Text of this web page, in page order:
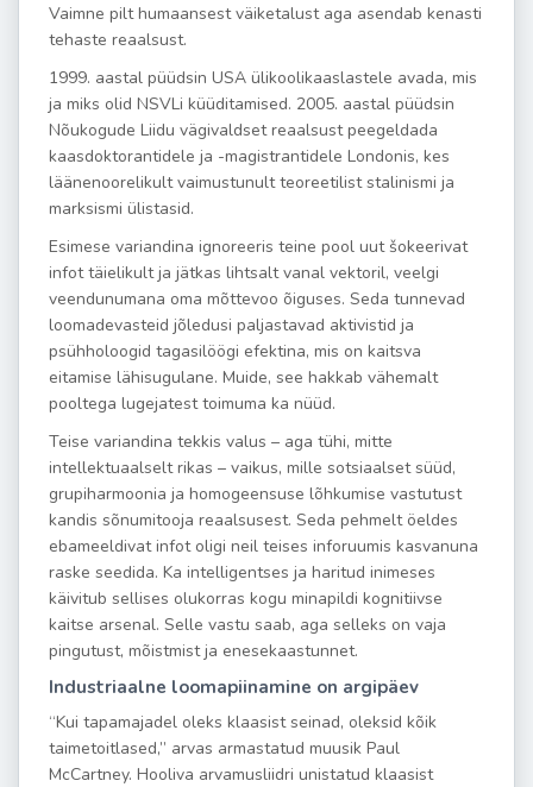
Vaimne pilt humaansest väiketalust aga asendab kenasti
tehaste reaalsust.
1999. aastal püüdsin USA ülikoolikaaslastele avada, mis
ja miks olid NSVLi küüditamised. 2005. aastal püüdsin
Nõukogude Liidu vägivaldset reaalsust peegeldada
kaasdoktorantidele ja -magistrantidele Londonis, kes
läänenoorelikult vaimustunult teoreetilist stalinismi ja
marksismi ülistasid.
Esimese variandina ignoreeris teine pool uut šokeerivat
infot täielikult ja jätkas lihtsalt vanal vektoril, veelgi
veendunumana oma mõttevoo õiguses. Seda tunnevad
loomadevasteid jõledusi paljastavad aktivistid ja
psühholoogid tagasilöögi efektina, mis on kaitsva
eitamise lähisugulane. Muide, see hakkab vähemalt
pooltega lugejatest toimuma ka nüüd.
Teise variandina tekkis valus – aga tühi, mitte
intellektuaalselt rikas – vaikus, mille sotsiaalset süüd,
grupiharmoonia ja homogeensuse lõhkumise vastutust
kandis sõnumitooja reaalsusest. Seda pehmelt öeldes
ebameeldivat infot oligi neil teises inforuumis kasvanuna
raske seedida. Ka intelligentses ja haritud inimeses
käivitub sellises olukorras kogu minapildi kognitiivse
kaitse arsenal. Selle vastu saab, aga selleks on vaja
pingutust, mõistmist ja enesekaastunnet.
Industriaalne loomapiinamine on argipäev
“Kui tapamajadel oleks klaasist seinad, oleksid kõik
taimetoitlased,” arvas armastatud muusik Paul
McCartney. Hooliva arvamusliidri unistatud klaasist